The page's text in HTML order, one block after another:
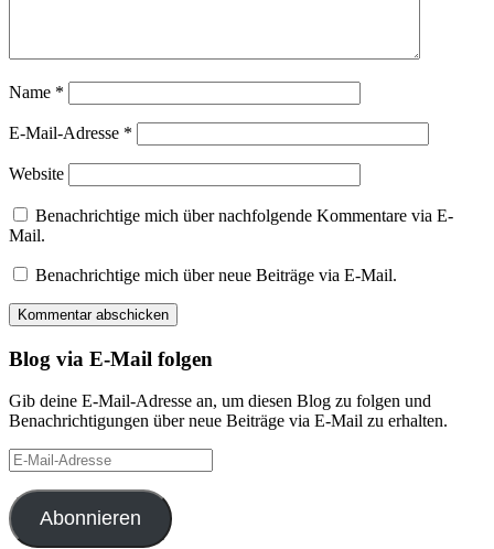
Name *
E-Mail-Adresse *
Website
Benachrichtige mich über nachfolgende Kommentare via E-
Mail.
Benachrichtige mich über neue Beiträge via E-Mail.
Blog via E-Mail folgen
Gib deine E-Mail-Adresse an, um diesen Blog zu folgen und
Benachrichtigungen über neue Beiträge via E-Mail zu erhalten.
E-
Mail-
Adresse
Abonnieren